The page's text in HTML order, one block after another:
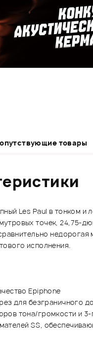
товары
Les Paul в тонком
точек, 24,75-
исполнения.
Epiphone
для безграничного
тона/громкости и
SS,